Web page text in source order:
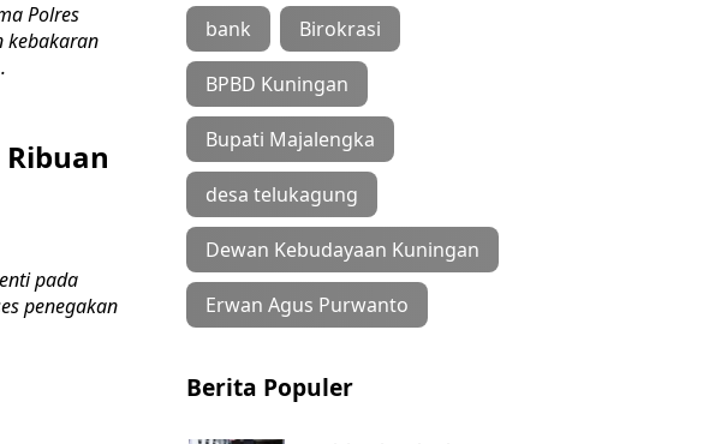
Polres
kebakaran
pada
penegakan
bank Birokrasi
BPBD Kuningan
Bupati Majalengka
desa telukagung
Dewan Kebudayaan Kuningan
Erwan Agus Purwanto
Berita Populer